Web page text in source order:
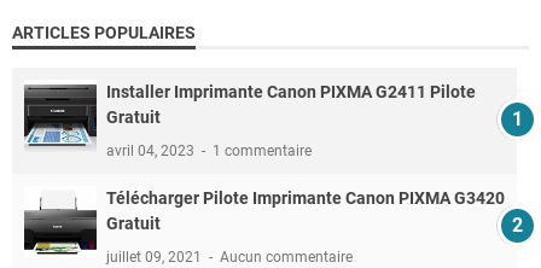
ARTICLES POPULAIRES
Installer Imprimante Canon PIXMA G2411 Pilote
Gratuit
avril 04, 2023 1 commentaire
Télécharger Pilote Imprimante Canon PIXMA G3420
Gratuit
juillet 09, 2021 Aucun commentaire